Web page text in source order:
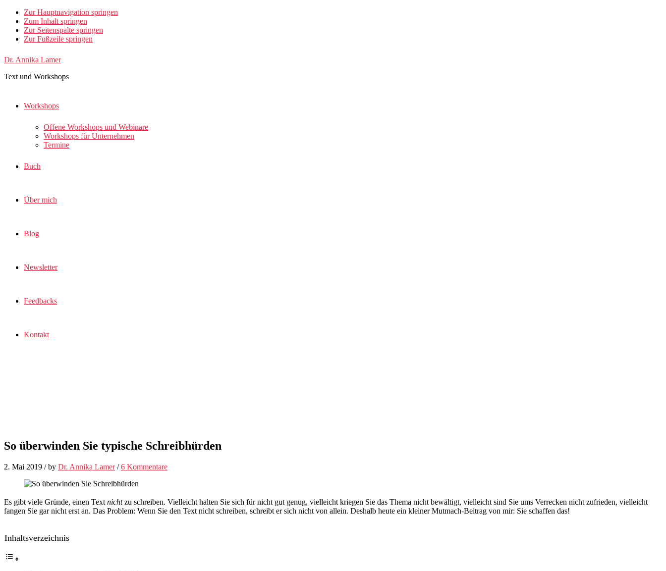
Zur Hauptnavigation springen
Zum Inhalt springen
Zur Seitenspalte springen
Zur Fußzeile springen
Dr. Annika Lamer
Text und Workshops
Workshops
Offene Workshops und Webinare
Workshops für Unternehmen
Termine
Buch
Über mich
Blog
Newsletter
Feedbacks
Kontakt
So überwinden Sie typische Schreibhürden
2. Mai 2019 / by Dr. Annika Lamer / 6 Kommentare
Es gibt viele Gründe, einen Text nichtzu schreiben. Vielleicht halten Sie sich für nicht gut genug, vielleicht kriegen Sie das Thema nicht bewältigt, vielleicht sind Sie ums Verrecken nicht zufrieden, vielleicht
fangen Sie gar nicht erst an. Das Problem: Wenn Sie den Text nicht schreiben, schreibt er sich nicht von allein. Deshalb heute ein kleiner Mutmach-Beitrag von mir: Sie schaffen das!
Inhaltsverzeichnis